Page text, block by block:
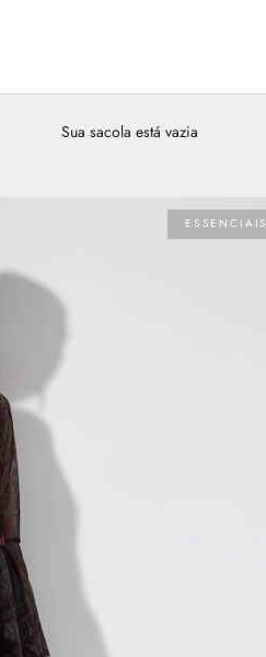
Sua sacola está vazia
ESSENCIAIS